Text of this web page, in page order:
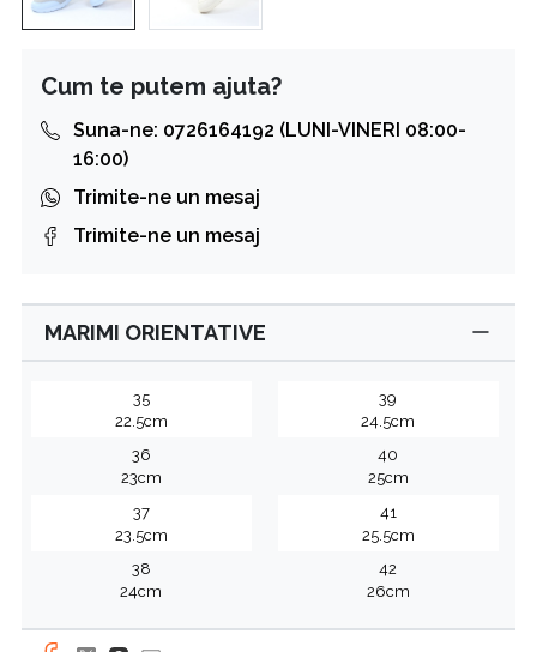
Cum te putem ajuta?
Suna-ne: 0726164192 (LUNI-VINERI 08:00-
16:00)
Trimite-ne un mesaj
Trimite-ne un mesaj
MARIMI ORIENTATIVE
35
22.5cm
36
23cm
37
23.5cm
38
24cm
39
24.5cm
40
25cm
41
25.5cm
42
26cm